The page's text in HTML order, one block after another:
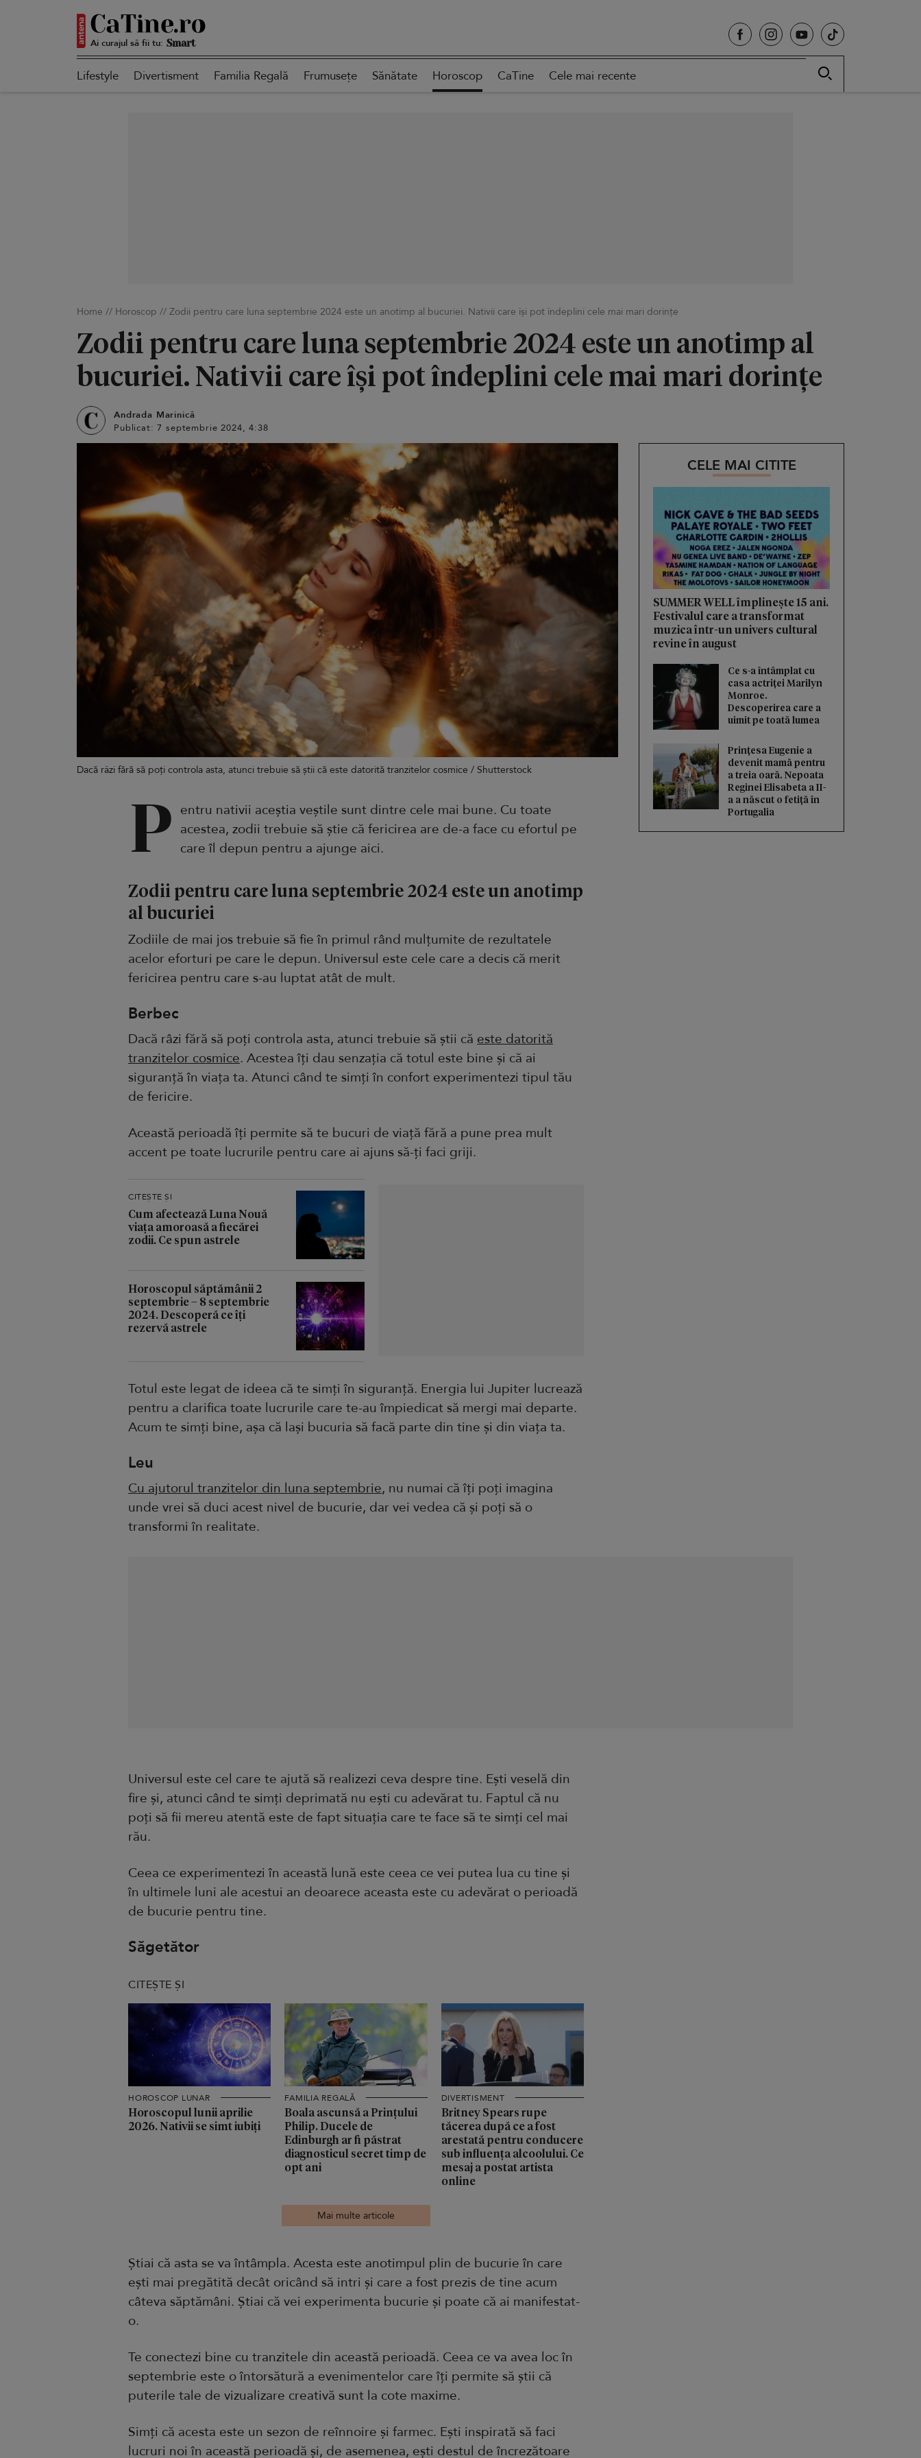
Ai curajul să fii tu: Autentică
Lifestyle Divertisment Familia Regală Frumusețe Sănătate Horoscop CaTine Cele mai recente
Home // Horoscop // Zodii pentru care luna septembrie 2024 este un anotimp al bucuriei. Nativii care își pot îndeplini cele mai mari dorințe
Zodii pentru care luna septembrie 2024 este un anotimp al
bucuriei. Nativii care își pot îndeplini cele mai mari dorințe
Andrada Marinică
Publicat: 7 septembrie 2024, 4:38
Dacă râzi fără să poți controla asta, atunci trebuie să știi că este datorită tranzitelor cosmice / Shutterstock
CELE MAI CITITE
SUMMER WELL împlinește 15 ani.
Festivalul care a transformat
muzica într-un univers cultural
revine în august
Ce s-a întâmplat cu
casa actriței Marilyn
Monroe.
Descoperirea care a
uimit pe toată lumea
Prințesa Eugenie a
devenit mamă pentru
a treia oară. Nepoata
Reginei Elisabeta a II-
a a născut o fetiță în
Portugalia
P entru nativii aceștia veștile sunt dintre cele mai bune. Cu toate
acestea, zodii trebuie să știe că fericirea are de-a face cu efortul pe
care îl depun pentru a ajunge aici.
Zodii pentru care luna septembrie 2024 este un anotimp
al bucuriei
Zodiile de mai jos trebuie să fie în primul rând mulțumite de rezultatele
acelor eforturi pe care le depun. Universul este cele care a decis că merit
fericirea pentru care s-au luptat atât de mult.
Berbec
Dacă râzi fără să poți controla asta, atunci trebuie să știi că este datorită
tranzitelor cosmice. Acestea îți dau senzația că totul este bine și că ai
siguranță în viața ta. Atunci când te simți în confort experimentezi tipul tău
de fericire.
Această perioadă îți permite să te bucuri de viață fără a pune prea mult
accent pe toate lucrurile pentru care ai ajuns să-ți faci griji.
CITEȘTE ȘI
Cum afectează Luna Nouă
viața amoroasă a fiecărei
zodii. Ce spun astrele
Horoscopul săptămânii 2
septembrie – 8 septembrie
2024. Descoperă ce îți
rezervă astrele
Totul este legat de ideea că te simți în siguranță. Energia lui Jupiter lucrează
pentru a clarifica toate lucrurile care te-au împiedicat să mergi mai departe.
Acum te simți bine, așa că lași bucuria să facă parte din tine și din viața ta.
Leu
Cu ajutorul tranzitelor din luna septembrie, nu numai că îți poți imagina
unde vrei să duci acest nivel de bucurie, dar vei vedea că și poți să o
transformi în realitate.
Universul este cel care te ajută să realizezi ceva despre tine. Ești veselă din
fire și, atunci când te simți deprimată nu ești cu adevărat tu. Faptul că nu
poți să fii mereu atentă este de fapt situația care te face să te simți cel mai
rău.
Ceea ce experimentezi în această lună este ceea ce vei putea lua cu tine și
în ultimele luni ale acestui an deoarece aceasta este cu adevărat o perioadă
de bucurie pentru tine.
Săgetător
CITEȘTE ȘI
HOROSCOP LUNAR
Horoscopul lunii aprilie
2026. Nativii se simt iubiți
FAMILIA REGALĂ
Boala ascunsă a Prințului
Philip. Ducele de
Edinburgh ar fi păstrat
diagnosticul secret timp de
opt ani
DIVERTISMENT
Britney Spears rupe
tăcerea după ce a fost
arestată pentru conducere
sub influența alcoolului. Ce
mesaj a postat artista
online
Mai multe articole
Știai că asta se va întâmpla. Acesta este anotimpul plin de bucurie în care
ești mai pregătită decât oricând să intri și care a fost prezis de tine acum
câteva săptămâni. Știai că vei experimenta bucurie și poate că ai manifestat-
o.
Te conectezi bine cu tranzitele din această perioadă. Ceea ce va avea loc în
septembrie este o întorsătură a evenimentelor care îți permite să știi că
puterile tale de vizualizare creativă sunt la cote maxime.
Simți că acesta este un sezon de reînnoire și farmec. Ești inspirată să faci
lucruri noi în această perioadă și, de asemenea, ești destul de încrezătoare